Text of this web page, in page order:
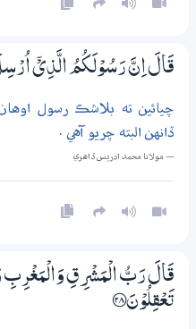
قَالَ اِنَّ رَسُوْلَكُمُ الَّذِيْٓ اُرْسِلَ
چيائين ته بلاشڪ رسول
ڏانهن البته چريو آهي .
— مولانا محمد ادريس ڏاھري
قَالَ رَبُّ الْمَشْرِقِ وَالْمَغْرِبِ
تَعْقِلُوْنَ ؀28